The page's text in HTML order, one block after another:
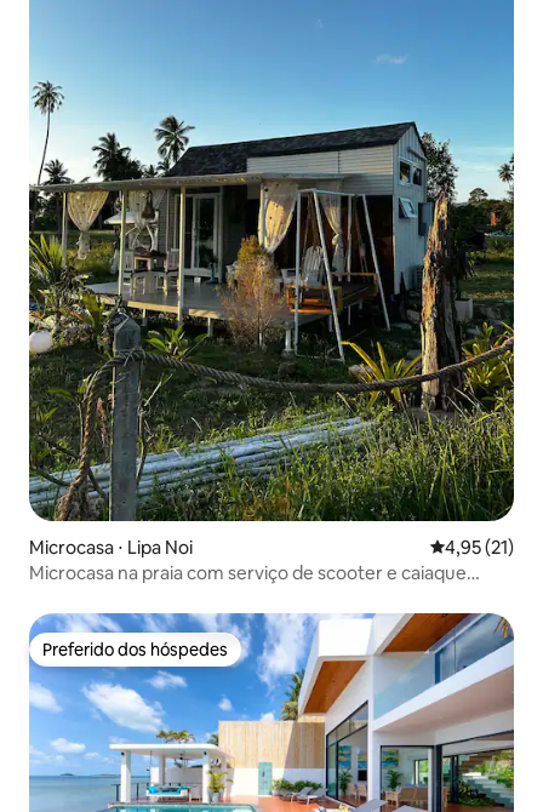
Microcasa ⋅ Lipa Noi 4,95 de uma
4,95 (21)
Microcasa na praia com serviço de scooter e caiaque
Preferido dos hóspedes
Preferido dos hóspedes